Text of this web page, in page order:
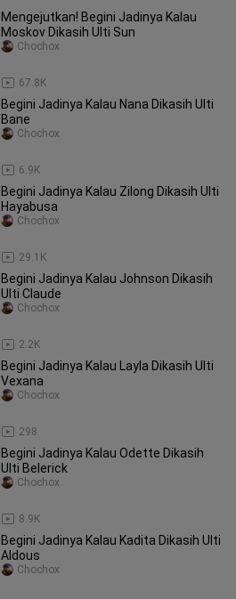
Mengejutkan! Begini Jadinya Kalau
Moskov Dikasih Ulti Sun
67.8K
Chochox
Begini Jadinya Kalau Nana Dikasih Ulti
Bane
6.9K
Chochox
Begini Jadinya Kalau Zilong Dikasih Ulti
Hayabusa
29.1K
Chochox
Begini Jadinya Kalau Johnson Dikasih
Ulti Claude
2.2K
Chochox
Begini Jadinya Kalau Layla Dikasih Ulti
Vexana
298
Chochox
Begini Jadinya Kalau Odette Dikasih
Ulti Belerick
8.9K
Chochox
Begini Jadinya Kalau Kadita Dikasih Ulti
Aldous
Chochox